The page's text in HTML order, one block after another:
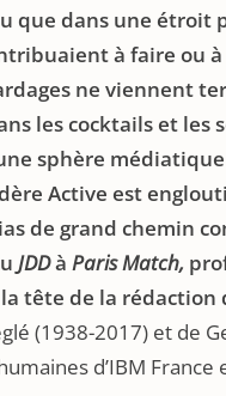
que dans une
à faire ou
ne viennent
les cocktails et les
sphère
Active est
de grand chemin
JDDà Paris Match,
tête de la
(1938-2017) et de
d’IBM France